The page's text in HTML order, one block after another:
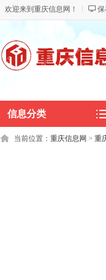
欢迎来到重庆信息网！
信息分类
当前位置： 重庆信息网 > 重